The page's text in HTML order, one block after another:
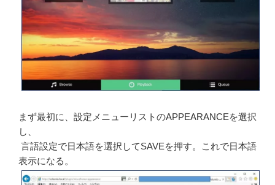
まず最初に、設定メニューリストのAPPEARANCEを選択
し、
言語設定で日本語を選択してSAVEを押す。これで日本語
表示になる。